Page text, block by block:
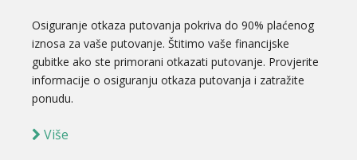
Osiguranje otkaza putovanja pokriva do 90% plaćenog
iznosa za vaše putovanje. Štitimo vaše financijske
gubitke ako ste primorani otkazati putovanje. Provjerite
informacije o osiguranju otkaza putovanja i zatražite
ponudu.
Više